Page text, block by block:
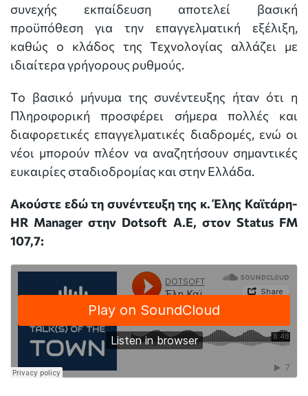
συνεχής εκπαίδευση αποτελεί βασική
προϋπόθεση για την επαγγελματική εξέλιξη,
καθώς ο κλάδος της Τεχνολογίας αλλάζει με
ιδιαίτερα γρήγορους ρυθμούς.
Το βασικό μήνυμα της συνέντευξης ήταν ότι η
Πληροφορική προσφέρει σήμερα πολλές και
διαφορετικές επαγγελματικές διαδρομές, ενώ οι
νέοι μπορούν πλέον να αναζητήσουν σημαντικές
ευκαιρίες σταδιοδρομίας και στην Ελλάδα.
Ακούστε εδώ τη συνέντευξη της κ. Έλης Καϊτάρη-
HR Manager στην Dotsoft A.E, στον Status FM
107,7: